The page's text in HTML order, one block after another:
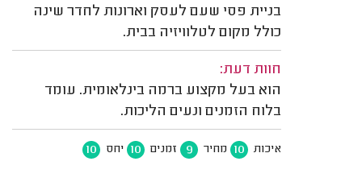
בניית פסי שעם לעסק וארונות לחדר שינה
כולל מקום לטלוויזיה בבית.
חוות דעת:
הוא בעל מקצוע ברמה בינלאומית. עומד
בלוח הזמנים ונעים הליכות.
איכות 10 מחיר 9 זמנים 10 יחס 10